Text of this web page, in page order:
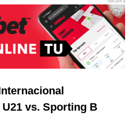
vs. Sporting B